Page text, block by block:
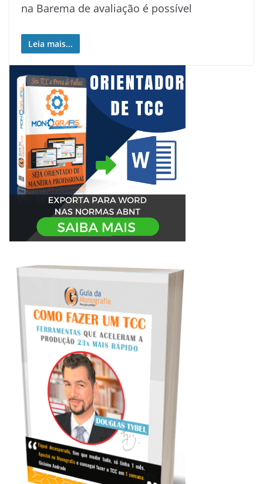
na Barema de avaliação é possível
Leia mais...